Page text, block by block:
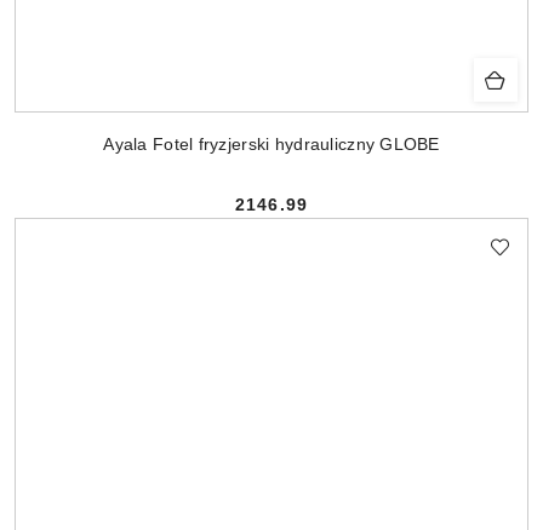
Ayala Fotel fryzjerski hydrauliczny GLOBE
Cena:
2146.99